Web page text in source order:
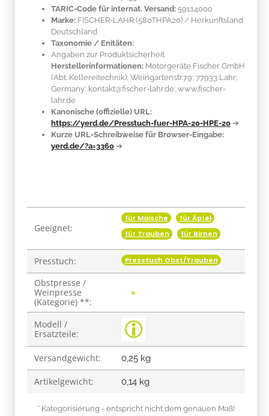
TARIC-Code für internat. Versand: 59114000
Marke: FISCHER-LAHR (580THPA20) / Herkunftsland
Deutschland
Taxonomie / Enitäten:
Angaben zur Produktsicherheit
Herstellerinformationen: Motorgeräte Fischer GmbH
(Abt. Kellereitechnik); Weingartenstr.79; 77933 Lahr;
Germany; kontakt@fischer-lahr.de; www.fischer-
lahr.de
Kanonische (offizielle) URL:
https://yerd.de/Presstuch-fuer-HPA-20-HPE-20 ➔
Kurze URL-Schreibweise für Browser-Eingabe:
yerd.de/?a=3360 ➔
Produkteigenschaft
Geeignet:
für Maische
für Äpfel
für Trauben
für Birnen
Presstuch: Presstuch Obst/Trauben
Obstpresse /
Weinpresse
(Kategorie) **:
Modell /
Ersatzteile:
Versandgewicht: 0,25 kg
Artikelgewicht: 0,14 kg
* Kategorisierung - entspricht nicht dem genauen Maß!